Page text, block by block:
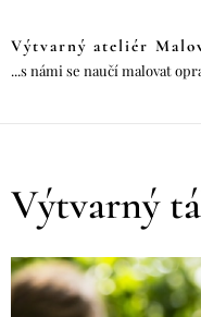
Výtvarný ateliér
...s námi se naučí malovat
Výtvarný